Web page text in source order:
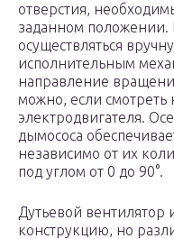
отверстия,
заданном положении.
осуществляться
исполнительным
направление
можно, если смотреть
электродвигателя.
дымососа
независимо от их
под углом от 0 до 90°.
Дутьевой
конструкцию, но